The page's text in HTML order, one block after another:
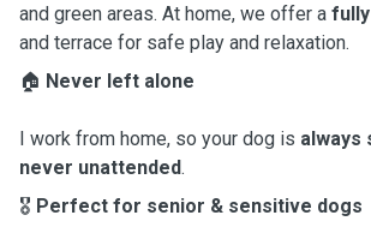
and green areas. At home, we offer a
and terrace for safe play and relaxation.
🏠 Never left alone
I work from home, so your dog is always
never unattended.
🎖 Perfect for senior & sensitive dogs